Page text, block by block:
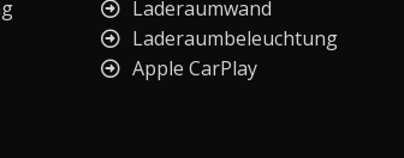
Laderaumwand
Laderaumbeleuchtung
Apple CarPlay